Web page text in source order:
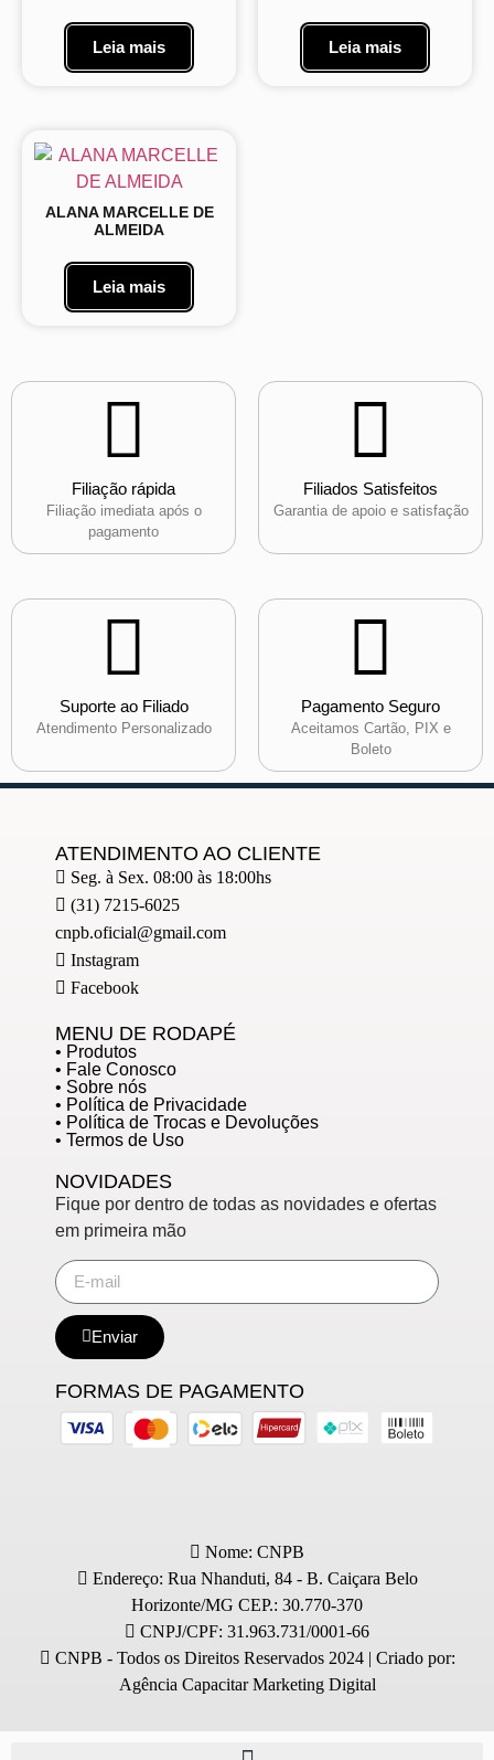
Leia mais Leia mais
ALANA MARCELLE DE
ALMEIDA
Leia mais
Filiação rápida
Filiação imediata após o
pagamento
Filiados Satisfeitos
Garantia de apoio e satisfação
Suporte ao Filiado
Atendimento Personalizado
Pagamento Seguro
Aceitamos Cartão, PIX e
Boleto
ATENDIMENTO AO CLIENTE
Seg. à Sex. 08:00 às 18:00hs
(31) 7215-6025
cnpb.oficial@gmail.com
Instagram
Facebook
MENU DE RODAPÉ
• Produtos
• Fale Conosco
• Sobre nós
• Política de Privacidade
• Política de Trocas e Devoluções
• Termos de Uso
NOVIDADES
Fique por dentro de todas as novidades e ofertas
em primeira mão
Enviar
FORMAS DE PAGAMENTO
Nome: CNPB
Endereço: Rua Nhanduti, 84 - B. Caiçara Belo
Horizonte/MG CEP.: 30.770-370
CNPJ/CPF: 31.963.731/0001-66
CNPB - Todos os Direitos Reservados 2024 | Criado por:
Agência Capacitar Marketing Digital